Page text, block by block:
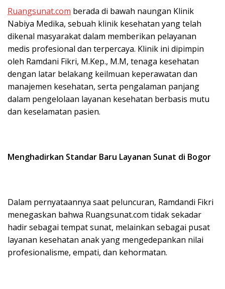
Ruangsunat.com berada di bawah naungan Klinik
Nabiya Medika, sebuah klinik kesehatan yang telah
dikenal masyarakat dalam memberikan pelayanan
medis profesional dan terpercaya. Klinik ini dipimpin
oleh Ramdani Fikri, M.Kep., M.M, tenaga kesehatan
dengan latar belakang keilmuan keperawatan dan
manajemen kesehatan, serta pengalaman panjang
dalam pengelolaan layanan kesehatan berbasis mutu
dan keselamatan pasien.
Menghadirkan Standar Baru Layanan Sunat di Bogor
Dalam pernyataannya saat peluncuran, Ramdandi Fikri
menegaskan bahwa Ruangsunat.com tidak sekadar
hadir sebagai tempat sunat, melainkan sebagai pusat
layanan kesehatan anak yang mengedepankan nilai
profesionalisme, empati, dan kehormatan.